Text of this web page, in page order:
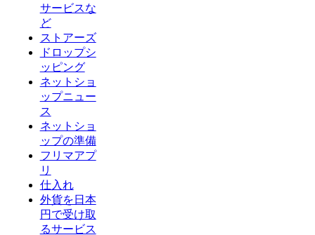
サービスな
ど
ストアーズ
ドロップシ
ッピング
ネットショ
ップニュー
ス
ネットショ
ップの準備
フリマアプ
リ
仕入れ
外貨を日本
円で受け取
るサービス